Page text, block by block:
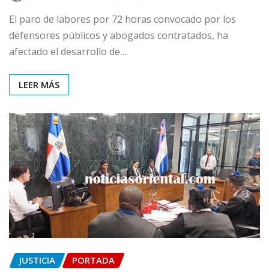
El paro de labores por 72 horas convocado por los
defensores públicos y abogados contratados, ha
afectado el desarrollo de…
LEER MÁS
JUSTICIA PORTADA